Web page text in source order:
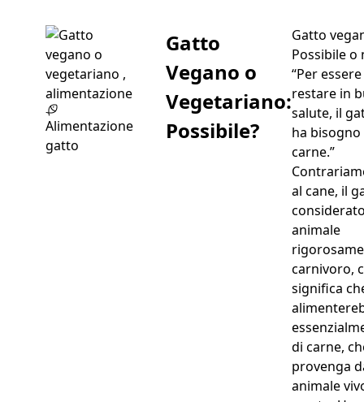
Alimentazione
gatto
Gatto
Vegano o
Vegetariano:
Possibile?
Gatto
Possibile o
“Per
restare in
salute, il
ha bisogno
carne.”
al cane, il
animale
carnivoro,
significa
di carne,
provenga
animale